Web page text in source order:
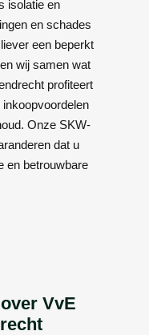
isolatie en
en schades
een beperkt
wij samen wat
profiteert
Onze SKW-
dat u
en betrouwbare
VvE